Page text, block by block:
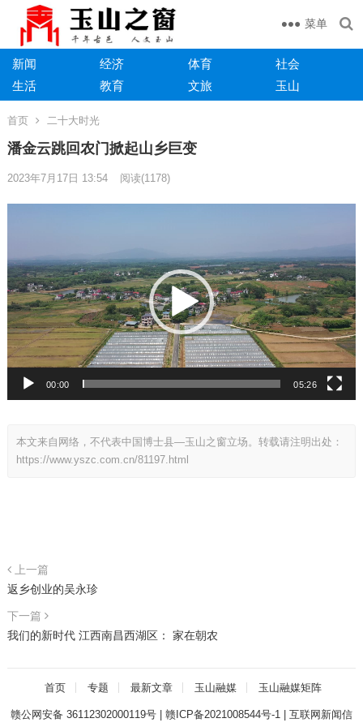
菜单
新闻 经济 体育
社会
生活
教育 文旅 玉山
首页 二十大时光
潘金云跳回农门掀起山乡巨变
2023年7月17日 13:54 阅读(1178)
播
放
器
00:00 05:26
本文来自网络，不代表中国博士县—玉山之窗立场。转载请注明出处：
https://www.yszc.com.cn/81197.html
上一篇
返乡创业的吴永珍
下一篇
我们的新时代 江西南昌西湖区： 家在朝农
首页 专题 最新文章 玉山融媒 玉山融媒矩阵
赣公网安备 36112302000119号| 赣ICP备2021008544号-1 | 互联网新闻信